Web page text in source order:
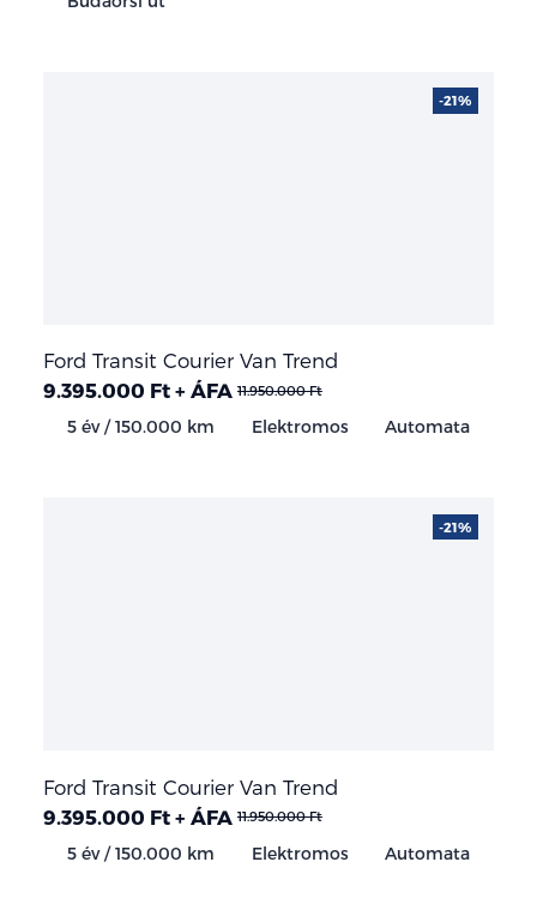
Ford Transit Courier Van Trend
9.395.000 Ft + ÁFA 11.950.000 Ft
5 év / 150.000 km Elektromos Automata
-21%
Ford Transit Courier Van Trend
9.395.000 Ft + ÁFA 11.950.000 Ft
5 év / 150.000 km Elektromos Automata
-21%